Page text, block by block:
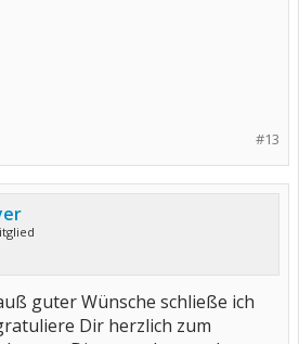
#13
guter Wünsche schließe ich
Dir herzlich zum